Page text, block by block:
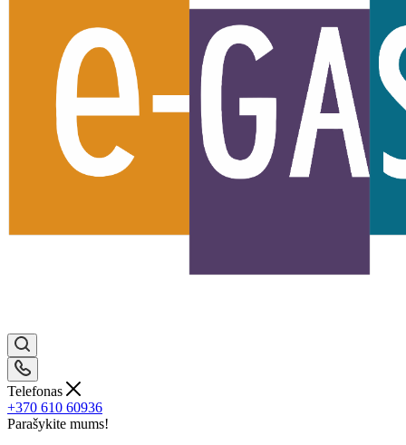
Telefonas
+370 610 60936
Parašykite mums!